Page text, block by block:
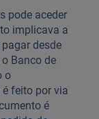
pode aceder
implicava a
desde
Banco de
o
feito por via
é